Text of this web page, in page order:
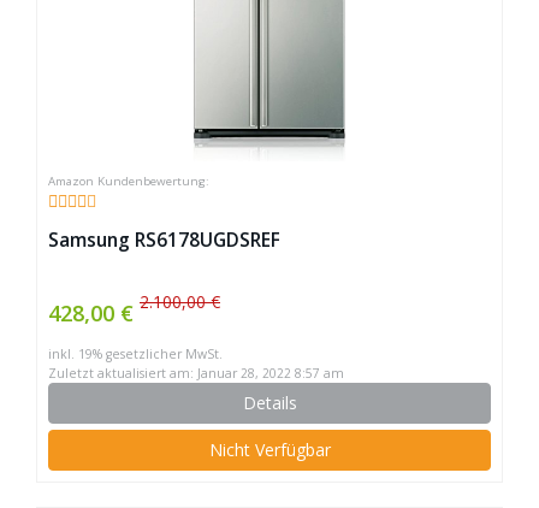
Samsung RS6178UGDSREF
428,00 € 2.100,00 €
inkl. 19% gesetzlicher MwSt.
Zuletzt aktualisiert am: Januar 28, 2022 8:57 am
Details
Nicht Verfügbar